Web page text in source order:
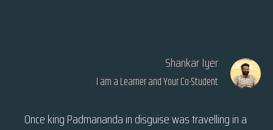
Shankar Iyer
I am a Learner and Your Co-Student
Once king Padmananda in disguise was travelling in a